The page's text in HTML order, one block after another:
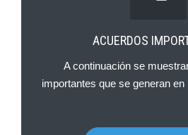
ACUERDOS
A continuación se
importantes que se generan